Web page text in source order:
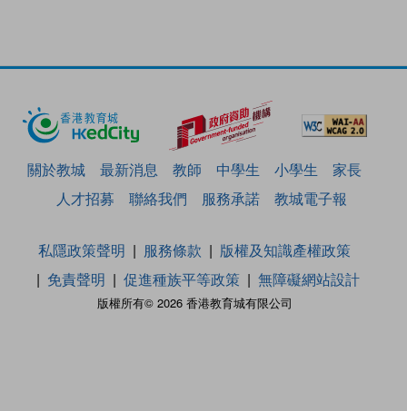
關於教城 最新消息 教師 中學生 小學生
家長
人才招募
聯絡我們 服務承諾 教城電子報
版權所有© 2026 香港教育城有限公司
私隱政策聲明 服務條款
版權及知識產權政策
免責聲明
促進種族平等政策 無障礙網站設計